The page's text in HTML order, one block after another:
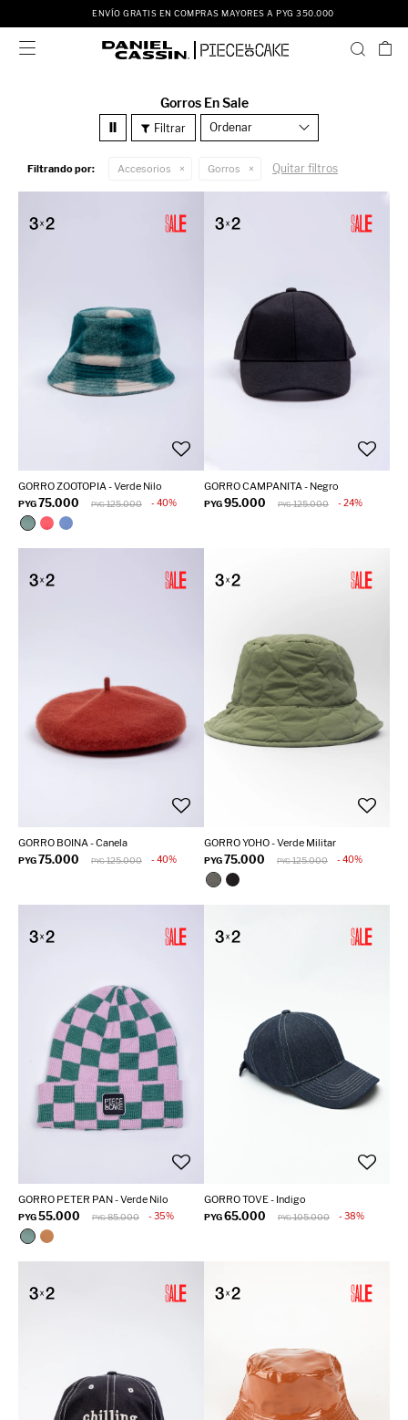
ENVÍO GRATIS EN COMPRAS MAYORES A PYG 350.000

Gorros En Sale
Recomendados
Filtrando por: Accesorios Gorros Quitar filtros
GORRO ZOOTOPIA - Verde Nilo
PYG75.000 PYG 125.000 40
GORRO CAMPANITA - Negro
PYG95.000 PYG 125.000 24
GORRO BOINA - Canela
PYG75.000 PYG 125.000 40
GORRO YOHO - Verde Militar
PYG75.000 PYG 125.000 40
GORRO PETER PAN - Verde Nilo
PYG55.000 PYG 85.000 35
GORRO TOVE - Indigo
PYG65.000 PYG 105.000 38